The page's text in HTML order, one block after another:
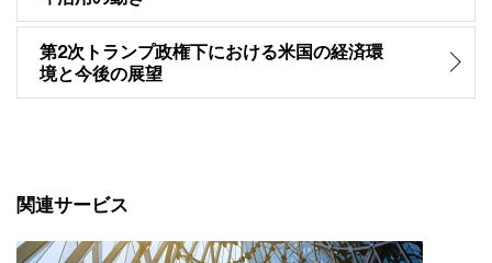
第2次トランプ政権下における米国の経済環
境と今後の展望
関連サービス